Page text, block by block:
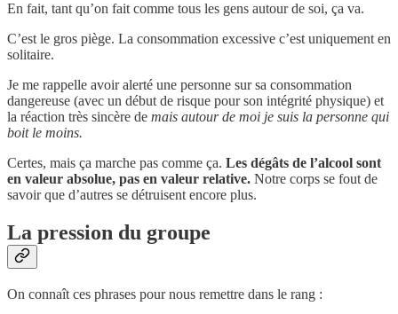
En fait, tant qu’on fait comme tous les gens autour de soi, ça va.
C’est le gros piège. La consommation excessive c’est uniquement en
solitaire.
Je me rappelle avoir alerté une personne sur sa consommation
dangereuse (avec un début de risque pour son intégrité physique) et
la réaction très sincère de mais autour de moi je suis la personne qui
boit le moins.
Certes, mais ça marche pas comme ça. Les dégâts de l’alcool sont
en valeur absolue, pas en valeur relative. Notre corps se fout de
savoir que d’autres se détruisent encore plus.
La pression du groupe
On connaît ces phrases pour nous remettre dans le rang :